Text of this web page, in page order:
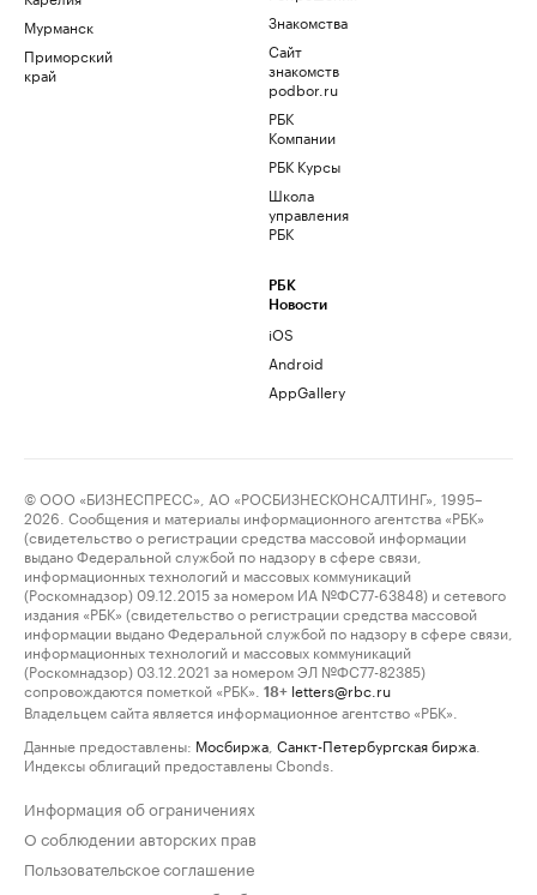
Мурманск
Приморский
край
Знакомства
Сайт
знакомств
podbor.ru
РБК
Компании
РБК Курсы
Школа
управления
РБК
РБК
Новости
iOS
Android
AppGallery
© ООО «БИЗНЕСПРЕСС», АО «РОСБИЗНЕСКОНСАЛТИНГ», 1995–
2026. Сообщения и материалы информационного агентства «РБК»
(свидетельство о регистрации средства массовой информации
выдано Федеральной службой по надзору в сфере связи,
информационных технологий и массовых коммуникаций
(Роскомнадзор) 09.12.2015 за номером ИА №ФС77-63848) и сетевого
издания «РБК» (свидетельство о регистрации средства массовой
информации выдано Федеральной службой по надзору в сфере связи,
информационных технологий и массовых коммуникаций
(Роскомнадзор) 03.12.2021 за номером ЭЛ №ФС77-82385)
сопровождаются пометкой «РБК».
18+ letters@rbc.ru
Владельцем сайта является информационное агентство «РБК».
Данные предоставлены: Мосбиржа Санкт-Петербургская биржа
Индексы облигаций предоставлены Cbonds.
Информация об ограничениях
О соблюдении авторских прав
Пользовательское соглашение